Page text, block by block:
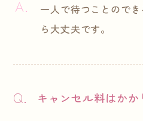
一人で待つことので
ら大丈夫です。
キャンセル料はかか